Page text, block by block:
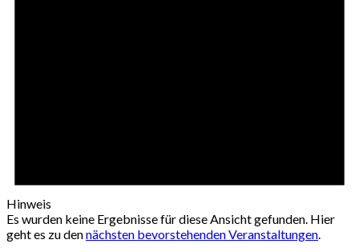
Hinweis
Es wurden keine Ergebnisse für diese Ansicht gefunden. Hier
geht es zu dennächsten bevorstehenden Veranstaltungen.